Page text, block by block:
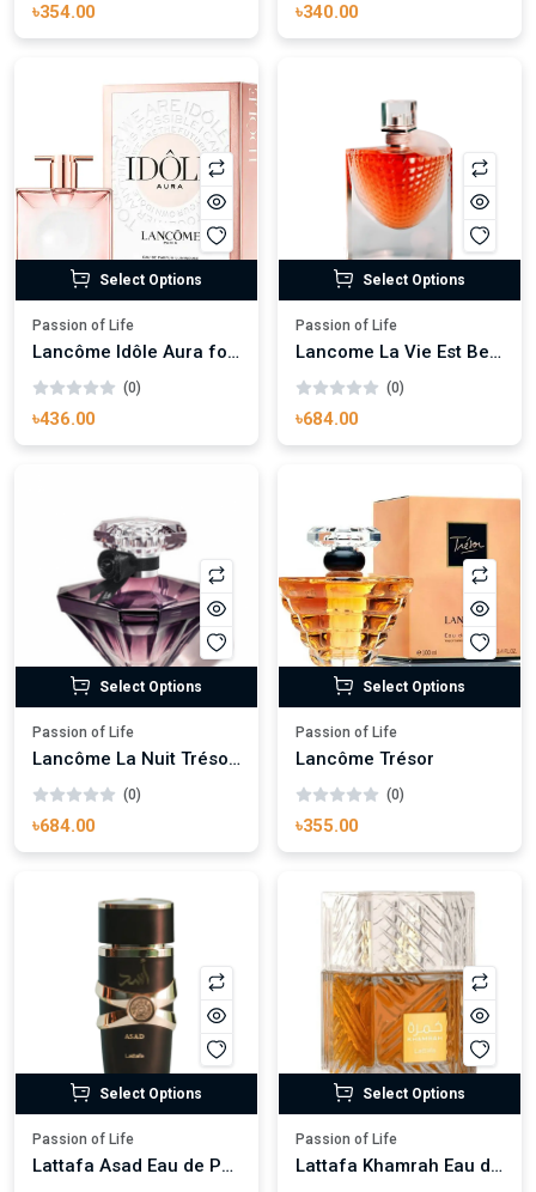
৳354.00 ৳340.00
Select Options
Passion of Life
Lancôme Idôle Aura for Woman
(0)
৳436.00
Select Options
Passion of Life
Lancome La Vie Est Belle L’Eclat Eau de Parfum
(0)
৳684.00
Select Options
Passion of Life
Lancôme La Nuit Trésor – À La Folie
(0)
৳684.00
Select Options
Passion of Life
Lancôme Trésor
(0)
৳355.00
Select Options
Passion of Life
Lattafa Asad Eau de Parfum
Select Options
Passion of Life
Lattafa Khamrah Eau de Parfum